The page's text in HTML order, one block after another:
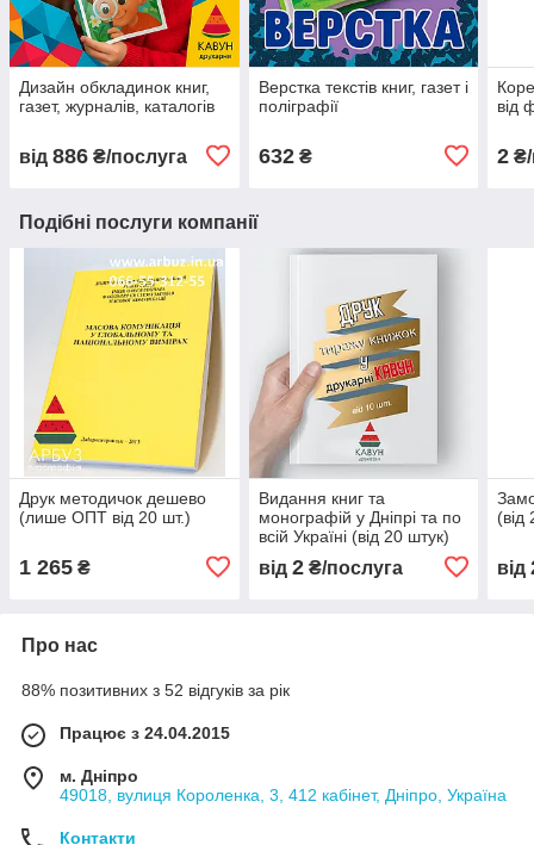
Дизайн обкладинок книг,
газет, журналів, каталогів
від 886 ₴/послуга
Верстка текстів книг, газет і
поліграфії
632₴
від
2 ₴/
Подібні послуги компанії
Друк методичок дешево
(лише ОПТ від 20 шт.)
1 265 ₴
Видання книг та
монографій у Дніпрі та по
всій Україні (від 20 штук)
від 2₴/послуга
(від
від
Про нас
88% позитивних з 52 відгуків за рік
Працює з 24.04.2015
м. Дніпро
49018, вулиця Короленка, 3, 412 кабінет, Дніпро, Україна
Контакти